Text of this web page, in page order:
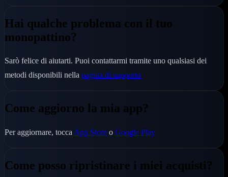
Hai qualche problema con il tuo
monopattino?
Sarò felice di aiutarti. Puoi contattarmi tramite uno qualsiasi dei
metodi disponibili nella pagina di supporto
Come aggiorno la mia app?
Per aggiornare, tocca App Store o Google Play
Come posso ripristinare i miei acquisti?